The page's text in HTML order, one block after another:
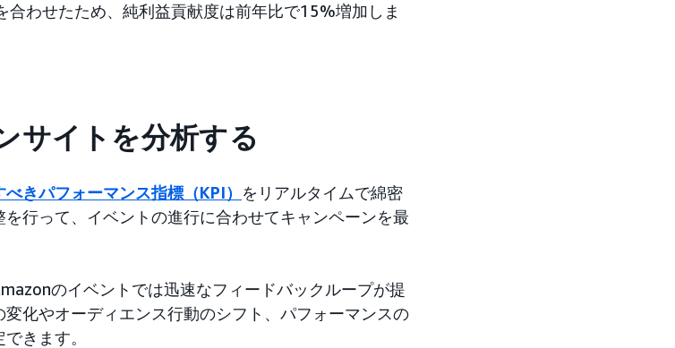
合わせたため、純利益貢献度は前年比で15%増加しま
サイトを分析する
べきパフォーマンス指標（KPI） をリアルタイムで綿密
行って、イベントの進行に合わせてキャンペーンを最
のイベントでは迅速なフィードバックループが提
化やオーディエンス行動のシフト、パフォーマンスの
きます。